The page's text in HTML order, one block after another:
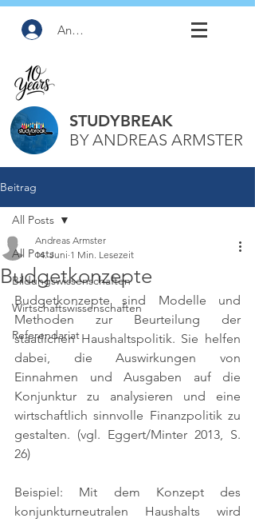
Anmelden
STUDYBREAK
BY ANDREAS ARMSTER
Beitrag
All Posts
Bildungswissenschaften
Wirtschaftswissenschaften
Referendariat
All Posts
Budgetkonzepte
Andreas Armster
14. Juni 1 Min. Lesezeit
Budgetkonzepte sind Modelle und
Methoden zur Beurteilung der
staatlichen Haushaltspolitik. Sie helfen
dabei, die Auswirkungen von
Einnahmen und Ausgaben auf die
Konjunktur zu analysieren und eine
wirtschaftlich sinnvolle Finanzpolitik zu
gestalten. (vgl. Eggert/Minter 2013, S.
26)
Beispiel: Mit dem Konzept des
konjunkturneutralen Haushalts wird